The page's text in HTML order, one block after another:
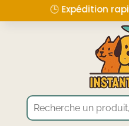
🕒 Expédition